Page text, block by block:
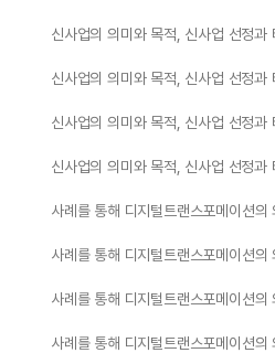
신사업의 의미와 목적, 신사업 선정
신사업의 의미와 목적, 신사업 선정
신사업의 의미와 목적, 신사업 선정
신사업의 의미와 목적, 신사업 선정
사례를 통해 디지털트랜스포메이션의
사례를 통해 디지털트랜스포메이션의
사례를 통해 디지털트랜스포메이션의
사례를 통해 디지털트랜스포메이션의